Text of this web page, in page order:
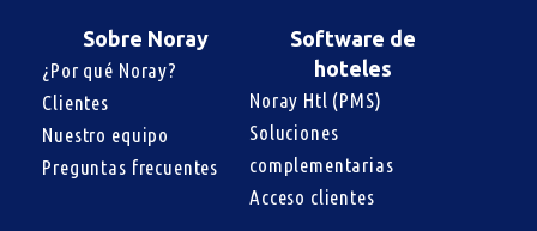
Sobre Noray
¿Por qué Noray?
Clientes
Nuestro equipo
Preguntas frecuentes
Software de
hoteles
Noray Htl (PMS)
Soluciones
complementarias
Acceso clientes